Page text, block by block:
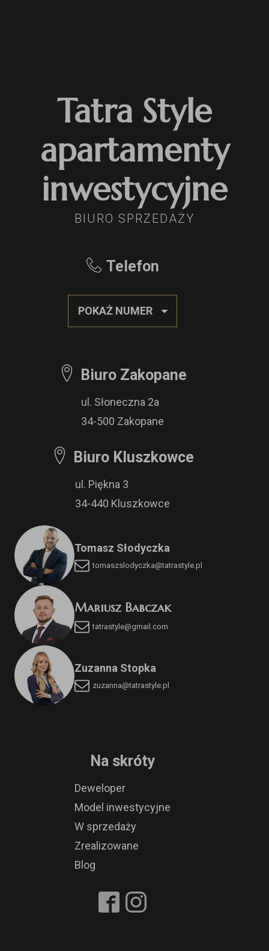
Tatra Style
apartamenty
inwestycyjne
BIURO SPRZEDAŻY
Telefon
POKAŻ NUMER
Biuro Zakopane
ul. Słoneczna 2a
34-500 Zakopane
Biuro Kluszkowce
ul. Piękna 3
34-440 Kluszkowce
Tomasz Słodyczka
tomaszslodyczka@tatrastyle.pl
Mariusz Babczak
tatrastyle@gmail.com
Zuzanna Stopka
zuzanna@tatrastyle.pl
Na skróty
Deweloper
Model inwestycyjne
W sprzedaży
Zrealizowane
Blog